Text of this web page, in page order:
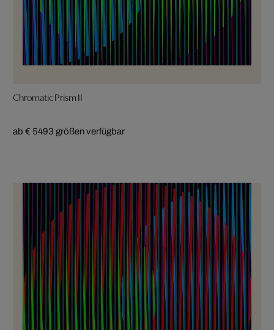
Chromatic Prism II
ab € 5493 größen verfügbar